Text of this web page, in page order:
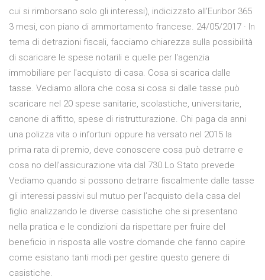
cui si rimborsano solo gli interessi), indicizzato all'Euribor 365
3 mesi, con piano di ammortamento francese. 24/05/2017 · In
tema di detrazioni fiscali, facciamo chiarezza sulla possibilità
di scaricare le spese notarili e quelle per l'agenzia
immobiliare per l'acquisto di casa. Cosa si scarica dalle
tasse. Vediamo allora che cosa si cosa si dalle tasse può
scaricare nel 20 spese sanitarie, scolastiche, universitarie,
canone di affitto, spese di ristrutturazione. Chi paga da anni
una polizza vita o infortuni oppure ha versato nel 2015 la
prima rata di premio, deve conoscere cosa può detrarre e
cosa no dell’assicurazione vita dal 730.Lo Stato prevede
Vediamo quando si possono detrarre fiscalmente dalle tasse
gli interessi passivi sul mutuo per l’acquisto della casa del
figlio analizzando le diverse casistiche che si presentano
nella pratica e le condizioni da rispettare per fruire del
beneficio in risposta alle vostre domande che fanno capire
come esistano tanti modi per gestire questo genere di
casistiche.